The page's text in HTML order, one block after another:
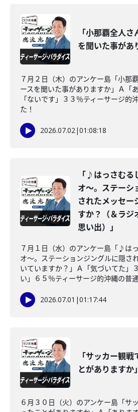
「小那覇全人
を聞いた事があ
７月２日（木）のアンケー島「小那
ースを聞いた事がありますか」Ａ「
「ないです」３３％ティーサージ的
た！
2026.07.02|01:08:18
「♪はっさむる
オ〜。ステーシ
されたメッセー
すか？（＆ラジ
思い出）」
７月１日（水）のアンケー島「♪は
オ〜。ステーションジングルに隠さ
いていますか？」Ａ「気づいてた」
い」６５％ティーサージ的沖縄の普
2026.07.01 |01:17:44
「サッカー観
とがありますか」
６月３０日（火）のアンケー島「サ